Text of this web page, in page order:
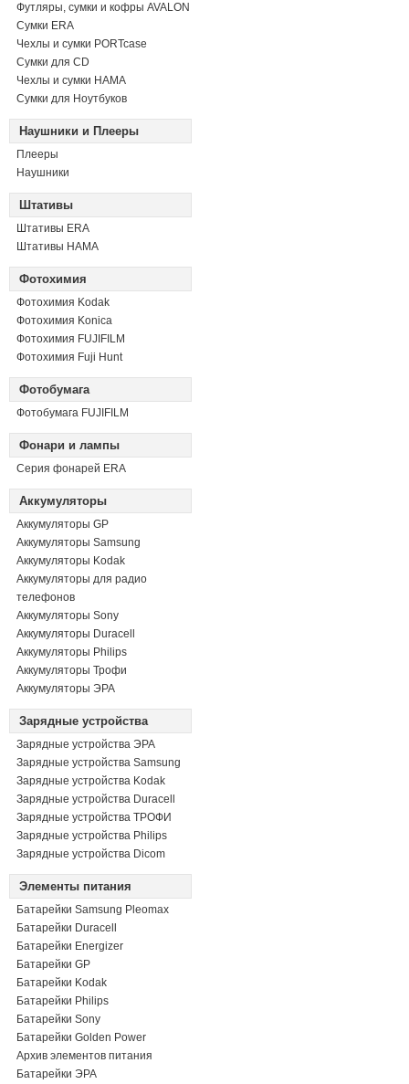
Футляры, сумки и кофры AVALON
Сумки ERA
Чехлы и сумки PORTcase
Сумки для CD
Чехлы и сумки HAMA
Сумки для Ноутбуков
Наушники и Плееры
Плееры
Наушники
Штативы
Штативы ERA
Штативы HAMA
Фотохимия
Фотохимия Kodak
Фотохимия Konica
Фотохимия FUJIFILM
Фотохимия Fuji Hunt
Фотобумага
Фотобумага FUJIFILM
Фонари и лампы
Серия фонарей ERA
Аккумуляторы
Аккумуляторы GP
Аккумуляторы Samsung
Аккумуляторы Kodak
Аккумуляторы для радио
телефонов
Аккумуляторы Sony
Аккумуляторы Duracell
Аккумуляторы Philips
Аккумуляторы Трофи
Аккумуляторы ЭРА
Зарядные устройства
Зарядные устройства ЭРА
Зарядные устройства Samsung
Зарядные устройства Kodak
Зарядные устройства Duracell
Зарядные устройства ТРОФИ
Зарядные устройства Philips
Зарядные устройства Dicom
Элементы питания
Батарейки Samsung Pleomax
Батарейки Duracell
Батарейки Energizer
Батарейки GP
Батарейки Kodak
Батарейки Philips
Батарейки Sony
Батарейки Golden Power
Архив элементов питания
Батарейки ЭРА